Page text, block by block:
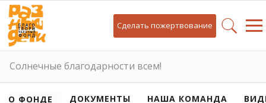
Сделать пожертвование
Солнечные благодарности всем!
О ФОНДЕ ДОКУМЕНТЫ НАША КОМАНДА